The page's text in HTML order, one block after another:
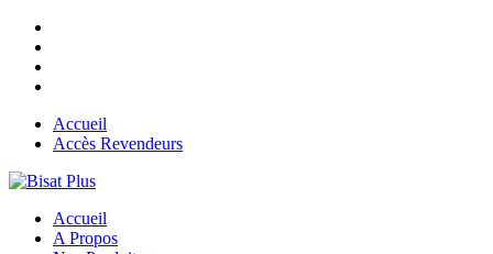
Accueil
Accès Revendeurs
Accueil
A Propos